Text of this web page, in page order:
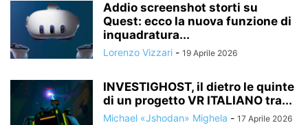
Addio screenshot storti su
Quest: ecco la nuova funzione di
inquadratura...
Lorenzo Vizzari - 19 Aprile 2026
INVESTIGHOST, il dietro le quinte
di un progetto VR ITALIANO tra...
Michael «Jshodan» Mighela - 17 Aprile 2026